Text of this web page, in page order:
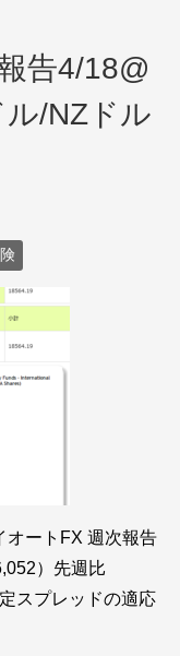
告4/18@
/NZドル
オートFX 週次報告
）先週比
スプレッドの適応